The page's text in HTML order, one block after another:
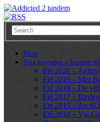
Blog
Nos voyages « longue
Eté 2020 –
Eté 2019 – Mer
Eté 2018 – De
Eté 2017 –
Eté 2015 – Au fil
Eté 2014 – Via